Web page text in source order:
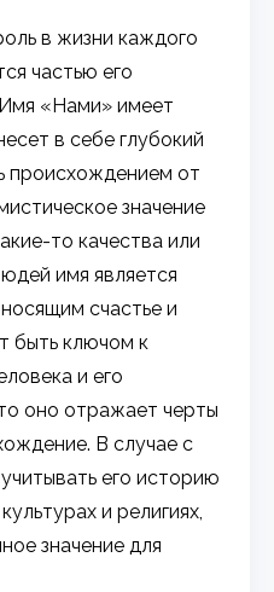
в жизни каждого
частью его
«Нами» имеет
в себе глубокий
происхождением от
значение
то качества или
имя является
счастье и
быть ключом к
и его
оно отражает черты
В случае с
его историю
и религиях,
значение для